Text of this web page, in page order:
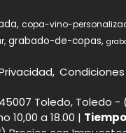
copa-vino-
grabado-de-copas
45007 Toledo, Toledo
10,00 a 18.00 |